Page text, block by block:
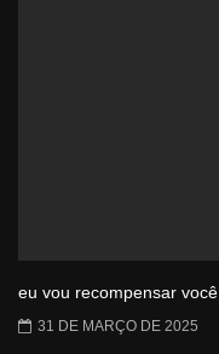
eu vou recompensar você
31 DE MARÇO DE 2025